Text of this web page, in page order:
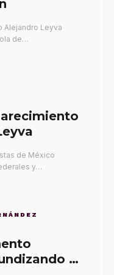
Alejandro Leyva
de…
de México
y…
su